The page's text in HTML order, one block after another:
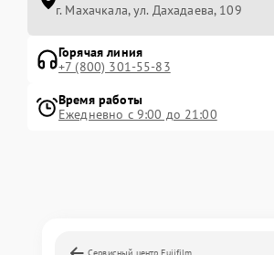
г. Махачкала, ул. Дахадаева, 109
Горячая линия
+7 (800) 301-55-83
Время работы
Ежедневно с 9:00 до 21:00
Сервисный центр Fujifilm